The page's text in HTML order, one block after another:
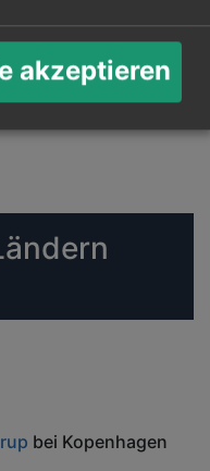
bei Kopenhagen
akzeptieren